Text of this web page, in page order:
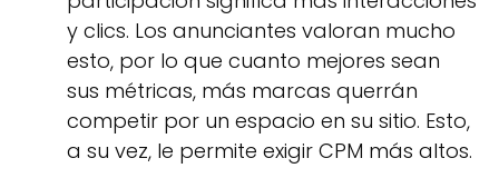
y clics. Los anunciantes valoran mucho
esto, por lo que cuanto mejores sean
sus métricas, más marcas querrán
competir por un espacio en su sitio. Esto,
a su vez, le permite exigir CPM más altos.